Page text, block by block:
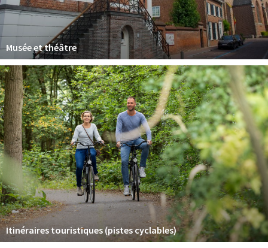
Piste cyclable
Marche et randonnées
Nature
Sign in
Musée et théâtre
Itinéraires touristiques (pistes cyclables)